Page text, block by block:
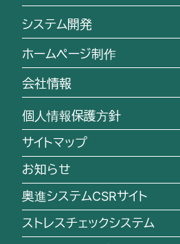
システム開発
ホームページ制作
会社情報
個人情報保護方針
サイトマップ
お知らせ
奥進システムCSRサイト
ストレスチェックシステム